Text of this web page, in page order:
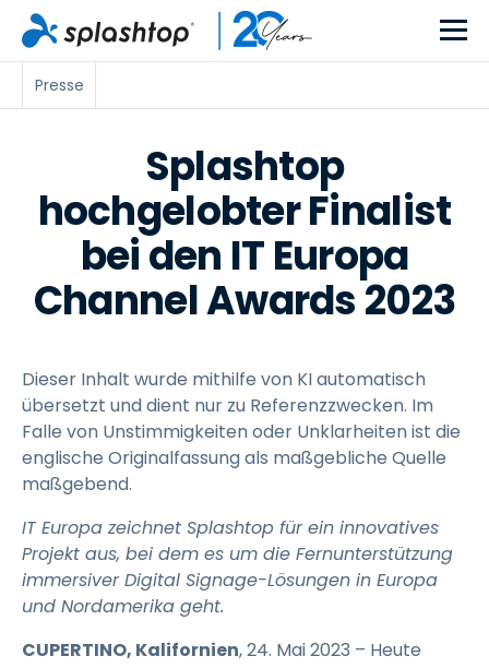
Presse
Splashtop
hochgelobter Finalist
bei den IT Europa
Channel Awards 2023
Dieser Inhalt wurde mithilfe von KI automatisch
übersetzt und dient nur zu Referenzzwecken. Im
Falle von Unstimmigkeiten oder Unklarheiten ist die
englische Originalfassung als maßgebliche Quelle
maßgebend.
IT Europa zeichnet Splashtop für ein innovatives
Projekt aus, bei dem es um die Fernunterstützung
immersiver Digital Signage-Lösungen in Europa
und Nordamerika geht.
CUPERTINO, Kalifornien, 24. Mai 2023 – Heute